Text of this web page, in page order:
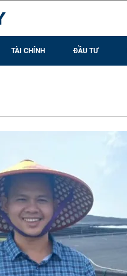
TÀI CHÍNH ĐẦU TƯ